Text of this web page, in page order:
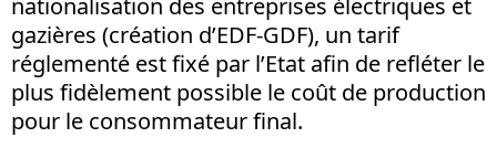
nationalisation des entreprises électriques et
gazières (création d’EDF-GDF), un tarif
réglementé est fixé par l’Etat afin de refléter le
plus fidèlement possible le coût de production
pour le consommateur final.